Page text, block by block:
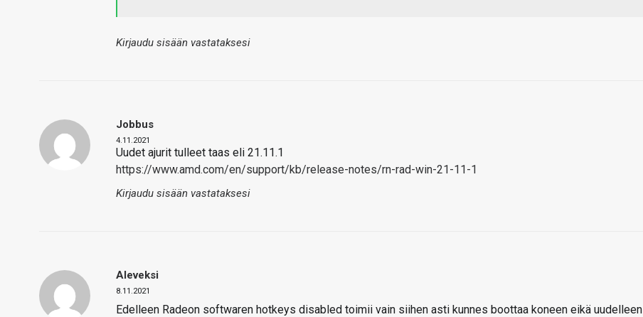
Kirjaudu sisään vastataksesi
Jobbus
4.11.2021
Uudet ajurit tulleet taas eli 21.11.1
https://www.amd.com/en/support/kb/release-notes/rn-rad-win-21-11-1
Kirjaudu sisään vastataksesi
Aleveksi
8.11.2021
Edelleen Radeon softwaren hotkeys disabled toimii vain siihen asti kunnes boottaa koneen eikä uudelleen